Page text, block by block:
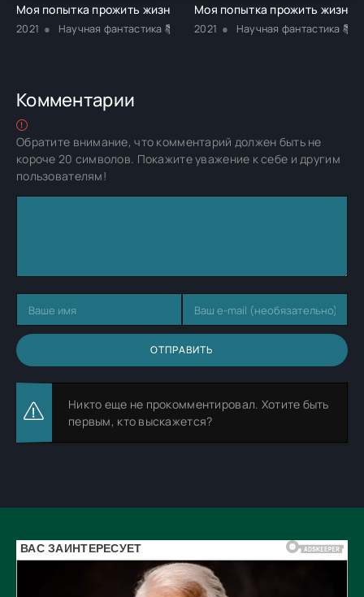
Моя попытка прожить жизнь Бессмертного Даоса VI - Ваня
2021 Научная фантастика 📚Разная литература
Моя попытка прожить жизнь
2021 Научная фантастика
Комментарии
Обратите внимание, что комментарий должен быть не
короче 20 символов. Покажите уважение к себе и другим
пользователям!
ОТПРАВИТЬ
Никто еще не прокомментировал. Хотите быть
первым, кто выскажется?